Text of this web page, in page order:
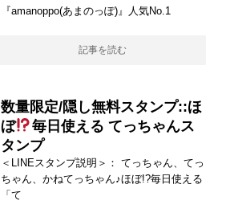
『amanoppo(あまのっぽ)』人気No.1
記事を読む
数量限定/隠し無料スタンプ::ほ
ぼ
毎日使える てっちゃんス
タンプ
＜LINEスタンプ説明＞： てっちゃん、てっ
ちゃん、かねてっちゃん♪ほぼ!?毎日使える
「て